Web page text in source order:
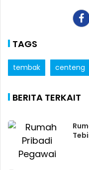
TAGS
tembak centeng
BERITA TERKAIT